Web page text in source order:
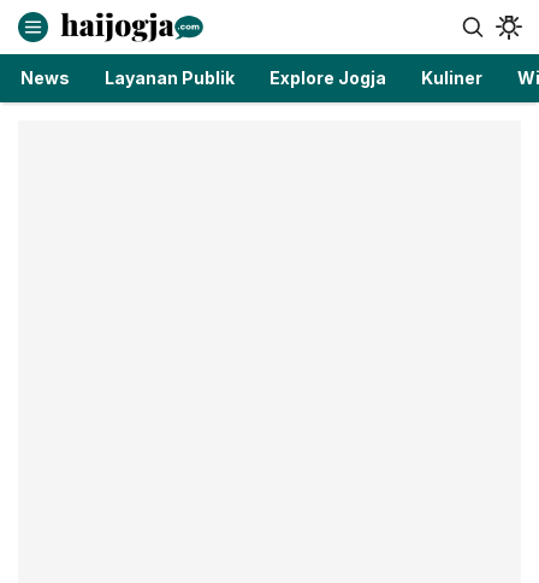
haijogja.com
Berita Jogja Terbaru dan Terkini
News Layanan Publik Explore Jogja Kuliner